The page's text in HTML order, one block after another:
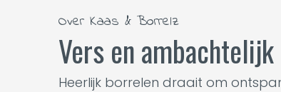
Over Kaas & Borrelz
Vers en ambachtelijk
Heerlijk borrelen draait om